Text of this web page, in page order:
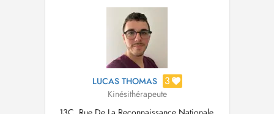
au sein dun club de football, jai d...
LUCAS THOMAS 3
Kinésithérapeute